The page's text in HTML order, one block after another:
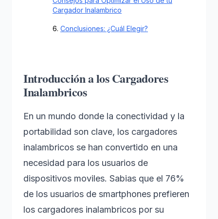
Cargador Inalambrico
Conclusiones: ¿Cuál Elegir?
Introducción a los Cargadores
Inalambricos
En un mundo donde la conectividad y la
portabilidad son clave, los cargadores
inalambricos se han convertido en una
necesidad para los usuarios de
dispositivos moviles. Sabias que el 76%
de los usuarios de smartphones prefieren
los cargadores inalambricos por su